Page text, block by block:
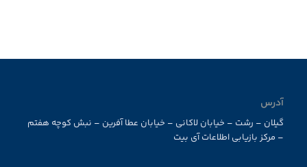
آدرس
گیلان – رشت – خیابان لاکانی – خیابان عطا آفرین – نبش کوچه هفتم
– مرکز بازیابی اطلاعات آی بیت